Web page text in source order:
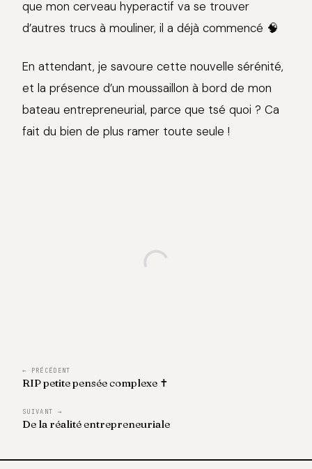
que mon cerveau hyperactif va se trouver
d’autres trucs à mouliner, il a déjà commencé 🧠
En attendant, je savoure cette nouvelle sérénité,
et la présence d’un moussaillon à bord de mon
bateau entrepreneurial, parce que tsé quoi ? Ca
fait du bien de plus ramer toute seule !
← PRÉCÉDENT
RIP petite pensée complexe ✝️
SUIVANT →
De la réalité entrepreneuriale